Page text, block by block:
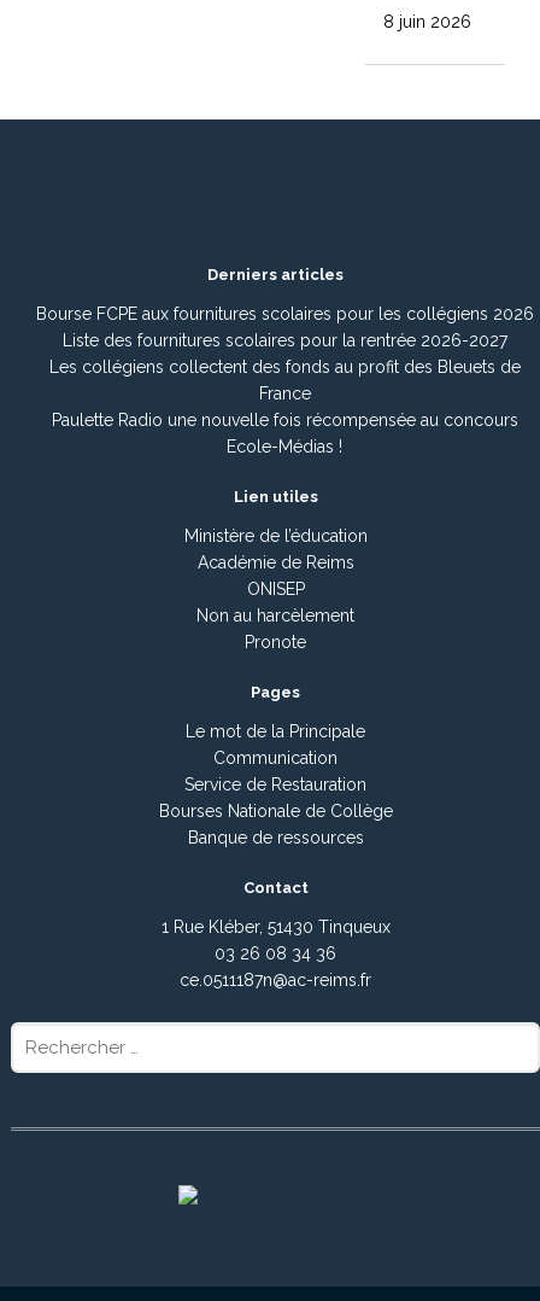
8 juin 2026
Derniers articles
Bourse FCPE aux fournitures scolaires pour les collégiens 2026
Liste des fournitures scolaires pour la rentrée 2026-2027
Les collégiens collectent des fonds au profit des Bleuets de
France
Paulette Radio une nouvelle fois récompensée au concours
Ecole-Médias !
Lien utiles
Ministère de l’éducation
Académie de Reims
ONISEP
Non au harcèlement
Pronote
Pages
Le mot de la Principale
Communication
Service de Restauration
Bourses Nationale de Collège
Banque de ressources
Contact
1 Rue Kléber, 51430 Tinqueux
03 26 08 34 36
ce.0511187n@ac-reims.fr